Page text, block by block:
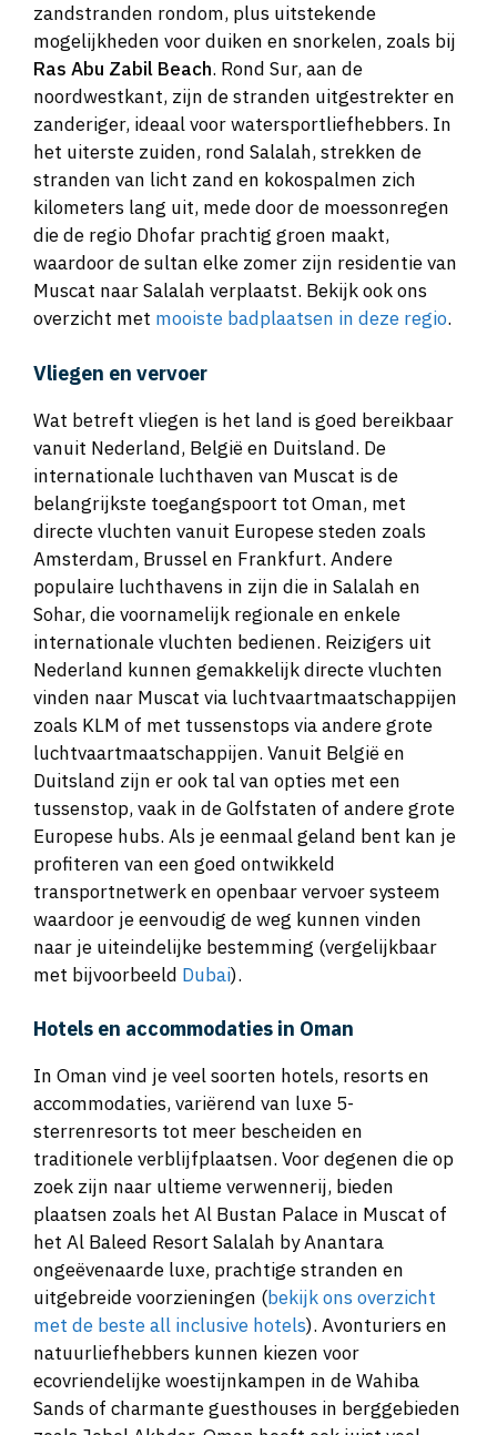
zandstranden rondom, plus uitstekende
mogelijkheden voor duiken en snorkelen, zoals bij
Ras Abu Zabil Beach. Rond Sur, aan de
noordwestkant, zijn de stranden uitgestrekter en
zanderiger, ideaal voor watersportliefhebbers. In
het uiterste zuiden, rond Salalah, strekken de
stranden van licht zand en kokospalmen zich
kilometers lang uit, mede door de moessonregen
die de regio Dhofar prachtig groen maakt,
waardoor de sultan elke zomer zijn residentie van
Muscat naar Salalah verplaatst. Bekijk ook ons
overzicht met mooiste badplaatsen in deze regio.
Vliegen en vervoer
Wat betreft vliegen is het land is goed bereikbaar
vanuit Nederland, België en Duitsland. De
internationale luchthaven van Muscat is de
belangrijkste toegangspoort tot Oman, met
directe vluchten vanuit Europese steden zoals
Amsterdam, Brussel en Frankfurt. Andere
populaire luchthavens in zijn die in Salalah en
Sohar, die voornamelijk regionale en enkele
internationale vluchten bedienen. Reizigers uit
Nederland kunnen gemakkelijk directe vluchten
vinden naar Muscat via luchtvaartmaatschappijen
zoals KLM of met tussenstops via andere grote
luchtvaartmaatschappijen. Vanuit België en
Duitsland zijn er ook tal van opties met een
tussenstop, vaak in de Golfstaten of andere grote
Europese hubs. Als je eenmaal geland bent kan je
profiteren van een goed ontwikkeld
transportnetwerk en openbaar vervoer systeem
waardoor je eenvoudig de weg kunnen vinden
naar je uiteindelijke bestemming (vergelijkbaar
met bijvoorbeeld Dubai).
Hotels en accommodaties in Oman
In Oman vind je veel soorten hotels, resorts en
accommodaties, variërend van luxe 5-
sterrenresorts tot meer bescheiden en
traditionele verblijfplaatsen. Voor degenen die op
zoek zijn naar ultieme verwennerij, bieden
plaatsen zoals het Al Bustan Palace in Muscat of
het Al Baleed Resort Salalah by Anantara
ongeëvenaarde luxe, prachtige stranden en
uitgebreide voorzieningen (bekijk ons overzicht
met de beste all inclusive hotels). Avonturiers en
natuurliefhebbers kunnen kiezen voor
ecovriendelijke woestijnkampen in de Wahiba
Sands of charmante guesthouses in berggebieden